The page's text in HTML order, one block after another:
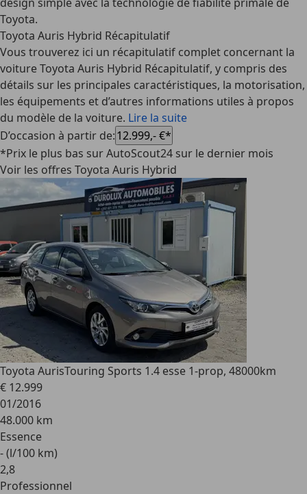
Toyota.
Toyota Auris Hybrid Récapitulatif
Vous trouverez ici un récapitulatif complet concernant la
voiture Toyota Auris Hybrid Récapitulatif, y compris des
détails sur les principales caractéristiques, la motorisation,
les équipements et d’autres informations utiles à propos
du modèle de la voiture. Lire la suite
D’occasion à partir de:12.999,- €*
*Prix le plus bas sur AutoScout24 sur le dernier mois
Voir les offres Toyota Auris Hybrid
Toyota AurisTouring Sports 1.4 esse 1-prop, 48000km
€ 12.999
01/2016
48.000 km
Essence
- (l/100 km)
2,8
Professionnel